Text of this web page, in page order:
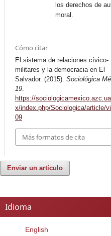
los derechos de
moral.
Cómo citar
El sistema de relaciones cívico-
militares y la democracia en El
Salvador. (2015). Sociológica
19
https://
x/index.php/Sociologica/article/
09
Más formatos de cita
Enviar un artículo
Idioma
English